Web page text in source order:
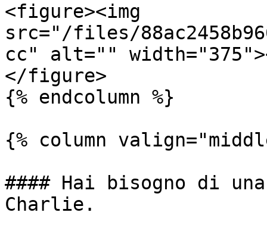
<figure><img
src="/files/
cc" alt=""
</figure>
{% endcolumn %}
{% column
#### Hai bisogno di
Charlie.